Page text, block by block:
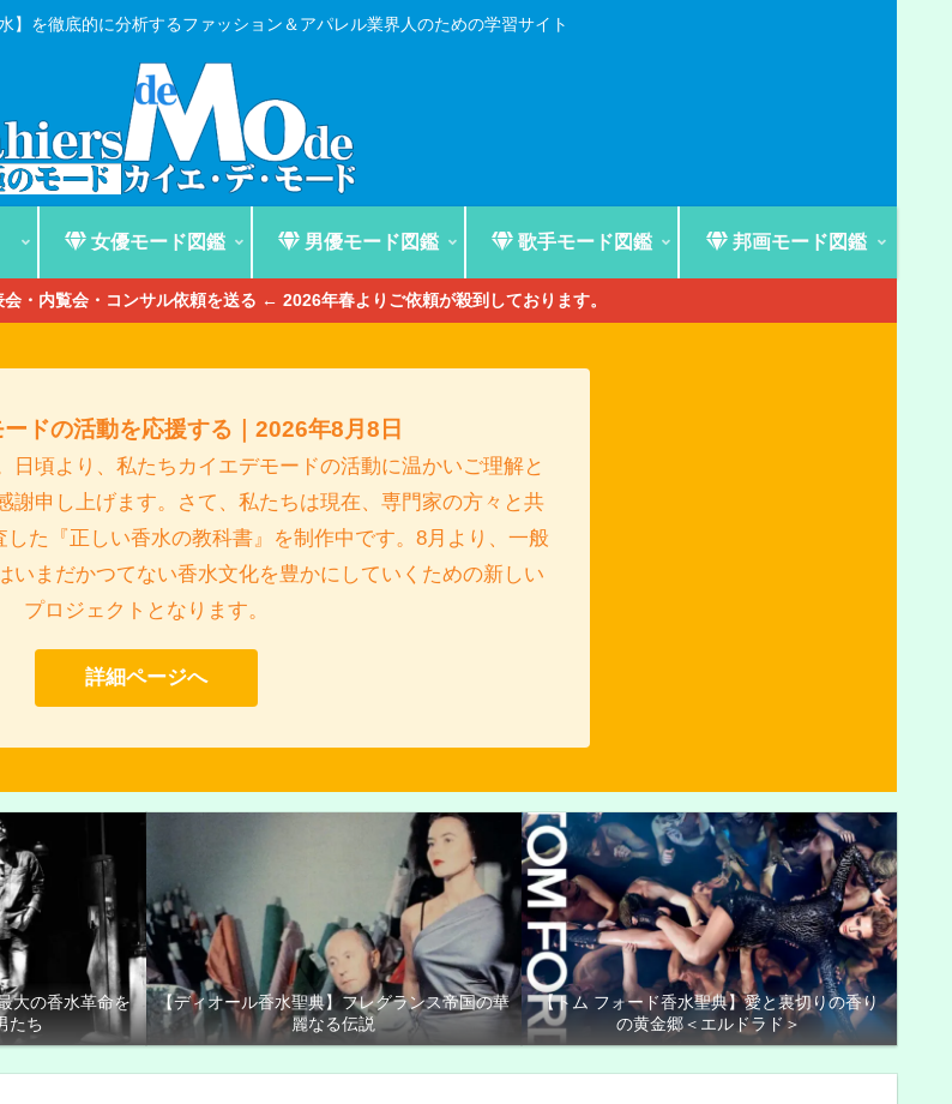
】を徹底的に分析するファッション＆アパレル業界人のための学習サイト
女優モード図鑑 男優モード図鑑 歌手モード図鑑 邦画モード図鑑
会・内覧会・コンサル依頼を送る ← 2026年春よりご依頼が殺到しております。
ドの活動を応援する｜2026年8月8日
日頃より、私たちカイエデモードの活動に温かいご理解と
謝申し上げます。さて、私たちは現在、専門家の方々と共
た『正しい香水の教科書』を制作中です。8月より、一般
いまだかつてない香水文化を豊かにしていくための新しい
プロジェクトとなります。
詳細ページへ
大の香水革命を
たち
【ディオール香水聖典】フレグランス帝国の華
麗なる伝説
【トム フォード香水聖典】愛と裏切りの香り
の黄金郷＜エルドラド＞